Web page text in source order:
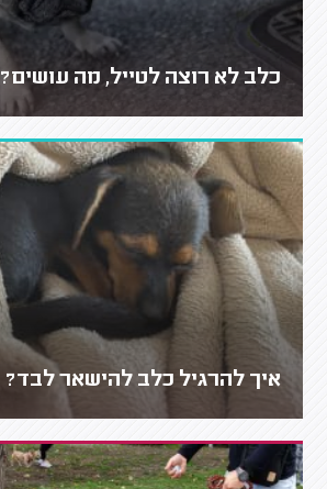
כלב לא רוצה לטייל, מה עושים?
איך להרגיל כלב להישאר לבד?